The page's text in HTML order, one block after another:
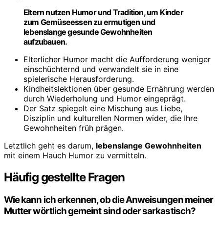
Eltern nutzen Humor und Tradition, um Kinder
zum Gemüseessen zu ermutigen und
lebenslange gesunde Gewohnheiten
aufzubauen.
Elterlicher Humor macht die Aufforderung weniger
einschüchternd und verwandelt sie in eine
spielerische Herausforderung.
Kindheitslektionen über gesunde Ernährung werden
durch Wiederholung und Humor eingeprägt.
Der Satz spiegelt eine Mischung aus Liebe,
Disziplin und kulturellen Normen wider, die Ihre
Gewohnheiten früh prägen.
Letztlich geht es darum, lebenslange Gewohnheiten
mit einem Hauch Humor zu vermitteln.
Häufig gestellte Fragen
Wie kann ich erkennen, ob die Anweisungen meiner
Mutter wörtlich gemeint sind oder sarkastisch?